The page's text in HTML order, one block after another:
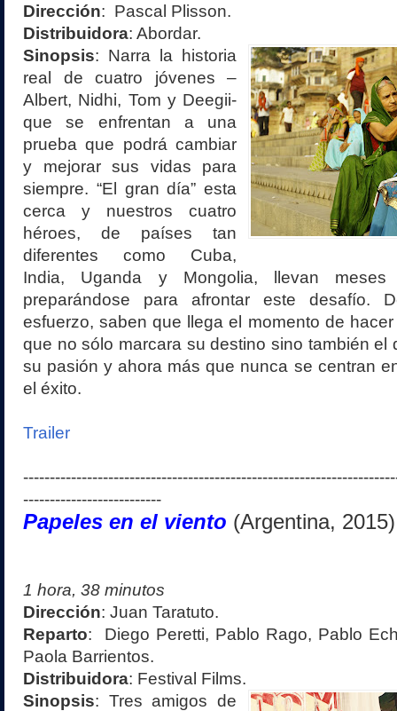
Dirección: Pascal Plisson.
Distribuidora: Abordar.
Sinopsis: Narra la historia
real de cuatro jóvenes –
Albert, Nidhi, Tom y Deegii-
que se enfrentan a una
prueba que podrá cambiar
y mejorar sus vidas para
siempre. “El gran día” esta
cerca y nuestros cuatro
héroes, de países tan
diferentes como Cuba,
India, Uganda y Mongolia, llevan
preparándose para afrontar este desafío.
esfuerzo, saben que llega el momento de
que no sólo marcara su destino sino también el
su pasión y ahora más que nunca se centran
el éxito.
Trailer
--------------------------
Papeles en el viento (Argentina, 2015)
1 hora, 38 minutos
Dirección: Juan Taratuto.
Reparto: Diego Peretti, Pablo Rago, Pablo
Paola Barrientos.
Distribuidora: Festival Films.
Sinopsis: Tres amigos de